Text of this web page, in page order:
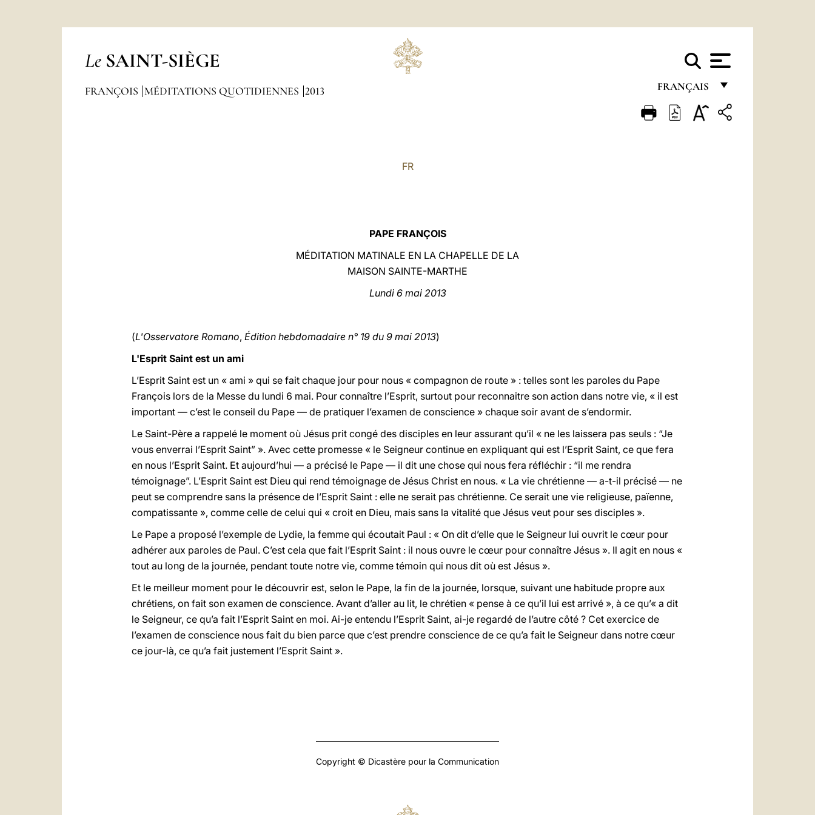
Le SAINT-SIÈGE
FRANÇAIS
FRANÇAIS
FRANÇOIS MÉDITATIONS QUOTIDIENNES 2013
FR
PAPE FRANÇOIS
MÉDITATION MATINALE EN LA CHAPELLE DE LA
MAISON SAINTE-MARTHE
Lundi 6 mai 2013
(L'Osservatore Romano, Édition hebdomadaire n° 19 du 9 mai 2013)
L'Esprit Saint est un ami
L’Esprit Saint est un « ami » qui se fait chaque jour pour nous « compagnon de route » : telles sont les paroles du Pape
François lors de la Messe du lundi 6 mai. Pour connaître l’Esprit, surtout pour reconnaitre son action dans notre vie, « il est
important — c’est le conseil du Pape — de pratiquer l’examen de conscience » chaque soir avant de s’endormir.
Le Saint-Père a rappelé le moment où Jésus prit congé des disciples en leur assurant qu’il « ne les laissera pas seuls : “Je
vous enverrai l’Esprit Saint” ». Avec cette promesse « le Seigneur continue en expliquant qui est l’Esprit Saint, ce que fera
en nous l’Esprit Saint. Et aujourd’hui — a précisé le Pape — il dit une chose qui nous fera réfléchir : “il me rendra
témoignage”. L’Esprit Saint est Dieu qui rend témoignage de Jésus Christ en nous. « La vie chrétienne — a-t-il précisé — ne
peut se comprendre sans la présence de l’Esprit Saint : elle ne serait pas chrétienne. Ce serait une vie religieuse, païenne,
compatissante », comme celle de celui qui « croit en Dieu, mais sans la vitalité que Jésus veut pour ses disciples ».
Le Pape a proposé l’exemple de Lydie, la femme qui écoutait Paul : « On dit d’elle que le Seigneur lui ouvrit le cœur pour
adhérer aux paroles de Paul. C’est cela que fait l’Esprit Saint : il nous ouvre le cœur pour connaître Jésus ». Il agit en nous «
tout au long de la journée, pendant toute notre vie, comme témoin qui nous dit où est Jésus ».
Et le meilleur moment pour le découvrir est, selon le Pape, la fin de la journée, lorsque, suivant une habitude propre aux
chrétiens, on fait son examen de conscience. Avant d’aller au lit, le chrétien « pense à ce qu’il lui est arrivé », à ce qu’« a dit
le Seigneur, ce qu’a fait l’Esprit Saint en moi. Ai-je entendu l’Esprit Saint, ai-je regardé de l’autre côté ? Cet exercice de
l’examen de conscience nous fait du bien parce que c’est prendre conscience de ce qu’a fait le Seigneur dans notre cœur
ce jour-là, ce qu’a fait justement l’Esprit Saint ».
Copyright © Dicastère pour la Communication